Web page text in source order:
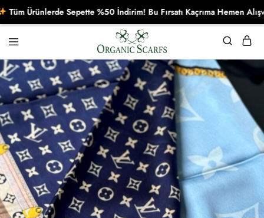
Organikscarf
Ürünlerde Sepette %50 İndirim! Bu Fırsatı Kaçrıma Hemen